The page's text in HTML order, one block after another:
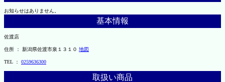
お知らせはありません。
基本情報
佐渡店
住所 ： 新潟県佐渡市泉１３１０ 地図
TEL ： 0259636300
取扱い商品